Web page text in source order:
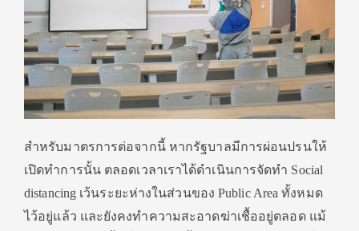
สำหรับมาตรการต่อจากนี้ หากรัฐบาลมีการผ่อนปรนให้
เปิดทำการนั้น ตลอดเวลาเราได้ดำเนินการจัดทำ Social
distancing เว้นระยะห่างในส่วนของ Public Area ทั้งหมด
ไว้อยู่แล้ว และยังคงทำความสะอาดฆ่าเชื้ออยู่ตลอด แม้